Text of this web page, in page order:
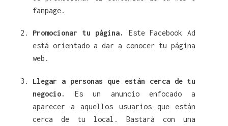
fanpage.
Promocionar tu página.
Este Facebook Ad
está orientado a dar a conocer tu página
web.
Llegar a personas que están cerca de tu
negocio.Es un anuncio enfocado a
aparecer a aquellos usuarios que están
cerca de tu local. Bastará con una